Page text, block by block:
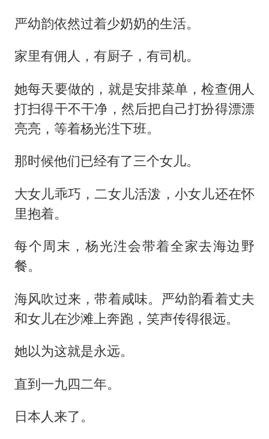
严幼韵依然过着少奶奶的生活。
家里有佣人，有厨子，有司机。
她每天要做的，就是安排菜单，检查佣人
打扫得干不干净，然后把自己打扮得漂漂
亮亮，等着杨光泩下班。
那时候他们已经有了三个女儿。
大女儿乖巧，二女儿活泼，小女儿还在怀
里抱着。
每个周末，杨光泩会带着全家去海边野
餐。
海风吹过来，带着咸味。严幼韵看着丈夫
和女儿在沙滩上奔跑，笑声传得很远。
她以为这就是永远。
直到一九四二年。
日本人来了。